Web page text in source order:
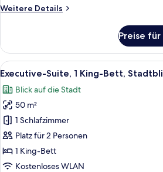
Weitere Details
Weitere
Suite
Preise
Alle
Fotos
für
Executive-
Suite,
1 King-
Bett,
Stadtblick,
Ein
7
Executive-Suite, 1 King-Bett,
Blick auf die Stadt
50 m²
1 Schlafzimmer
Platz für 2 Personen
1 King-Bett
Kostenloses WLAN